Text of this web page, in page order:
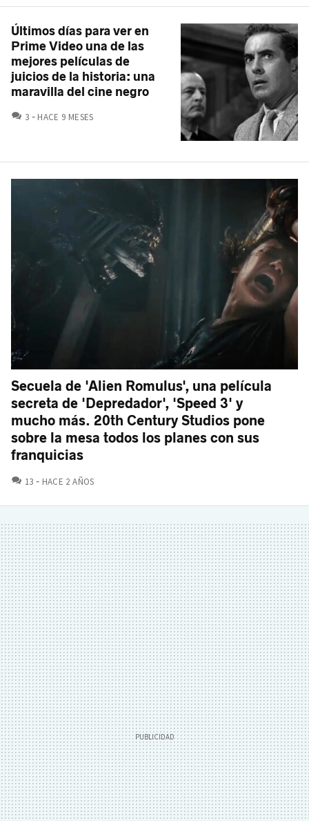
Últimos días para ver en
Prime Video una de las
mejores películas de
juicios de la historia: una
maravilla del cine negro
3 COMENTARIOS
HACE 9 MESES
Secuela de 'Alien Romulus', una película
secreta de 'Depredador', 'Speed 3' y
mucho más. 20th Century Studios pone
sobre la mesa todos los planes con sus
franquicias
13 COMENTARIOS
HACE 2 AÑOS